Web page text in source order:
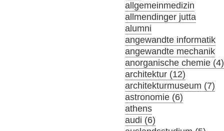
allgemeinmedizin
allmendinger jutta
alumni
angewandte informatik
angewandte mechanik
anorganische chemie (4)
architektur (12)
architekturmuseum (7)
astronomie (6)
athens
audi (6)